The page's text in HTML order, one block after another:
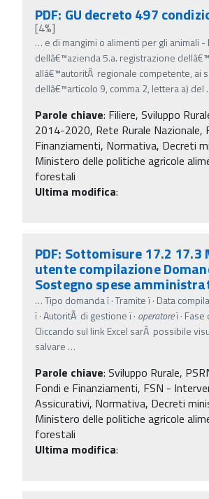
PDF: GU decreto 497
[4%]
… e di mangimi o alimenti per gli animali -
dellâ€™azienda 5.a. registrazione dellâ€™
allâ€™autoritÃ regionale competente, ai
dellâ€™articolo 9, comma 2, lettera a) del
Parole chiave: Filiere, Sviluppo
2014-2020, Rete Rurale Nazionale,
Finanziamenti, Normativa, Decreti
Ministero delle politiche agricole
forestali
Ultima modifica:
PDF: Sottomisure 17.2 17.3
utente compilazione
Sostegno spese
…Tipo domanda ï‚· Tramite ï‚· Data
ï‚· AutoritÃ di gestione ï‚· operatoreï‚·
Cliccando sul link Excel sarÃ possibile
salvare …
Parole chiave: Sviluppo Rurale,
Fondi e Finanziamenti, FSN -
Assicurativi, Normativa, Decreti
Ministero delle politiche agricole
forestali
Ultima modifica: